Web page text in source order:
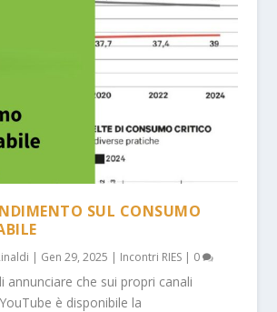
SUL CONSUMO
| Gen 29, 2025 | Incontri RIES| 0
annunciare che sui propri canali
è disponibile la